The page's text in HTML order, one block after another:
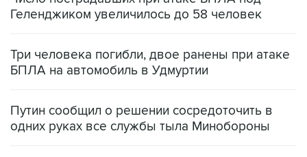
Три человека погибли, двое ранены при атаке
Путин сообщил о решении сосредоточить в
Как российские медицинские технологии